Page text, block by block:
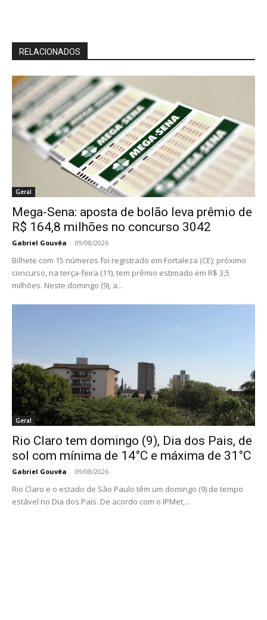
RELACIONADOS
Geral
Mega-Sena: aposta de bolão leva prêmio de
R$ 164,8 milhões no concurso 3042
Gabriel Gouvêa - 09/08/2026
Bilhete com 15 números foi registrado em Fortaleza (CE); próximo
concurso, na terça-feira (11), tem prêmio estimado em R$ 3,5
milhões. Neste domingo (9), a...
Geral
Rio Claro tem domingo (9), Dia dos Pais, de
sol com mínima de 14°C e máxima de 31°C
Gabriel Gouvêa - 09/08/2026
Rio Claro e o estado de São Paulo têm um domingo (9) de tempo
estável no Dia dos Pais. De acordo com o IPMet,...